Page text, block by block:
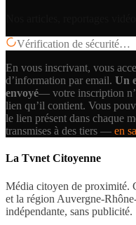
Vérification de sécurité…
En vous inscrivant, vous
d’information par email. Un
envoyé— votre inscription
lien qu’il contient. Vous
le lien présent dans chaque
transmises à des tiers — en
La Tvnet Citoyenne
Média citoyen de proximité.
et la région Auvergne-
indépendante, sans publicité.